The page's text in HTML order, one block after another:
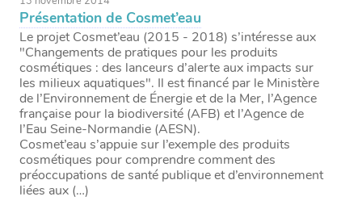
Présentation de Cosmet’eau
Le projet Cosmet’eau (2015 - 2018) s’intéresse aux
"Changements de pratiques pour les produits
cosmétiques : des lanceurs d’alerte aux impacts sur
les milieux aquatiques". Il est financé par le Ministère
de l’Environnement de Énergie et de la Mer, l’Agence
française pour la biodiversité (AFB) et l’Agence de
l’Eau Seine-Normandie (AESN).
Cosmet’eau s’appuie sur l’exemple des produits
cosmétiques pour comprendre comment des
préoccupations de santé publique et d’environnement
liées aux (…)